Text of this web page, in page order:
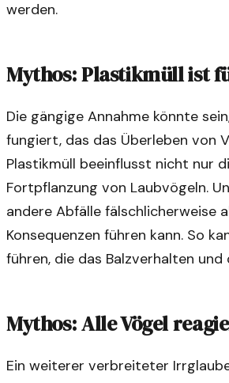
werden.
Mythos: Plastikmüll ist
Die gängige Annahme könnte
fungiert, das das Überleben von
Plastikmüll beeinflusst nicht nur
Fortpflanzung von Laubvögeln.
andere Abfälle fälschlicherweise
Konsequenzen führen kann. So
führen, die das Balzverhalten
Mythos: Alle Vögel
Ein weiterer verbreiteter